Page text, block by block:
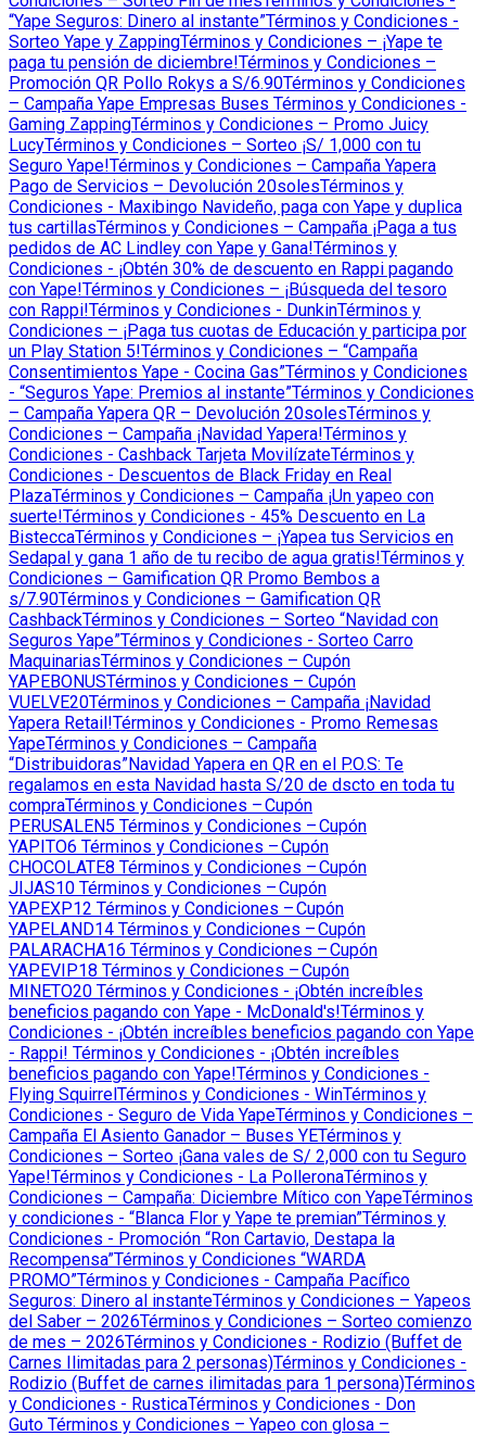
“Yape Seguros: Dinero al instante”Términos y Condiciones -
Sorteo Yape y ZappingTérminos y Condiciones – ¡Yape te
paga tu pensión de diciembre!Términos y Condiciones –
Promoción QR Pollo Rokys a S/6.90Términos y Condiciones
– Campaña Yape Empresas Buses Términos y Condiciones -
Gaming ZappingTérminos y Condiciones – Promo Juicy
LucyTérminos y Condiciones – Sorteo ¡S/ 1,000 con tu
Seguro Yape!Términos y Condiciones – Campaña Yapera
Pago de Servicios – Devolución 20solesTérminos y
Condiciones - Maxibingo Navideño, paga con Yape y duplica
tus cartillasTérminos y Condiciones – Campaña ¡Paga a tus
pedidos de AC Lindley con Yape y Gana!Términos y
Condiciones - ¡Obtén 30% de descuento en Rappi pagando
con Yape!Términos y Condiciones – ¡Búsqueda del tesoro
con Rappi!Términos y Condiciones - DunkinTérminos y
Condiciones – ¡Paga tus cuotas de Educación y participa por
un Play Station 5!Términos y Condiciones – “Campaña
Consentimientos Yape - Cocina Gas”Términos y Condiciones
- “Seguros Yape: Premios al instante”Términos y Condiciones
– Campaña Yapera QR – Devolución 20solesTérminos y
Condiciones – Campaña ¡Navidad Yapera!Términos y
Condiciones - Cashback Tarjeta MovilízateTérminos y
Condiciones - Descuentos de Black Friday en Real
PlazaTérminos y Condiciones – Campaña ¡Un yapeo con
suerte!Términos y Condiciones - 45% Descuento en La
BisteccaTérminos y Condiciones – ¡Yapea tus Servicios en
Sedapal y gana 1 año de tu recibo de agua gratis!Términos y
Condiciones – Gamification QR Promo Bembos a
s/7.90Términos y Condiciones – Gamification QR
CashbackTérminos y Condiciones – Sorteo “Navidad con
Seguros Yape”Términos y Condiciones - Sorteo Carro
MaquinariasTérminos y Condiciones – Cupón
YAPEBONUSTérminos y Condiciones – Cupón
VUELVE20Términos y Condiciones – Campaña ¡Navidad
Yapera Retail!Términos y Condiciones - Promo Remesas
YapeTérminos y Condiciones – Campaña
“Distribuidoras”Navidad Yapera en QR en el P.O.S: Te
regalamos en esta Navidad hasta S/20 de dscto en toda tu
compraTérminos y Condiciones – Cupón
PERUSALEN5 Términos y Condiciones – Cupón
YAPITO6 Términos y Condiciones – Cupón
CHOCOLATE8 Términos y Condiciones – Cupón
JIJAS10 Términos y Condiciones – Cupón
YAPEXP12 Términos y Condiciones – Cupón
YAPELAND14 Términos y Condiciones – Cupón
PALARACHA16 Términos y Condiciones – Cupón
YAPEVIP18 Términos y Condiciones – Cupón
MINETO20 Términos y Condiciones - ¡Obtén increíbles
beneficios pagando con Yape - McDonald's!Términos y
Condiciones - ¡Obtén increíbles beneficios pagando con Yape
- Rappi! Términos y Condiciones - ¡Obtén increíbles
beneficios pagando con Yape!Términos y Condiciones -
Flying SquirrelTérminos y Condiciones - WinTérminos y
Condiciones - Seguro de Vida YapeTérminos y Condiciones –
Campaña El Asiento Ganador – Buses YETérminos y
Condiciones – Sorteo ¡Gana vales de S/ 2,000 con tu Seguro
Yape!Términos y Condiciones - La PolleronaTérminos y
Condiciones – Campaña: Diciembre Mítico con YapeTérminos
y condiciones - “Blanca Flor y Yape te premian”Términos y
Condiciones - Promoción “Ron Cartavio, Destapa la
Recompensa”Términos y Condiciones “WARDA
PROMO”Términos y Condiciones - Campaña Pacífico
Seguros: Dinero al instanteTérminos y Condiciones – Yapeos
del Saber – 2026Términos y Condiciones – Sorteo comienzo
de mes – 2026Términos y Condiciones - Rodizio (Buffet de
Carnes Ilimitadas para 2 personas)Términos y Condiciones -
Rodizio (Buffet de carnes ilimitadas para 1 persona)Términos
y Condiciones - RusticaTérminos y Condiciones - Don
Guto Términos y Condiciones – Yapeo con glosa –